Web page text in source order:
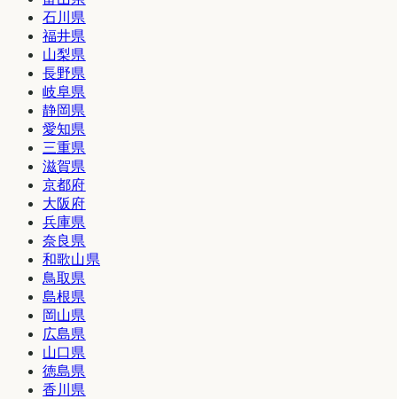
石川県
福井県
山梨県
長野県
岐阜県
静岡県
愛知県
三重県
滋賀県
京都府
大阪府
兵庫県
奈良県
和歌山県
鳥取県
島根県
岡山県
広島県
山口県
徳島県
香川県